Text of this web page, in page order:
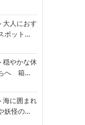
大人におす
ポット…
穏やかな休
ちへ 箱…
海に囲まれ
妖怪の…